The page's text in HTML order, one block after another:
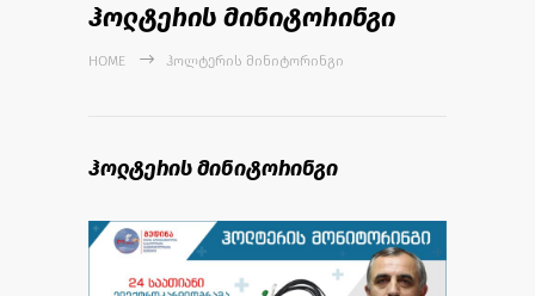
ჰოლტერის მინიტორინგი
HOME ᲰᲝᲚᲢᲔᲠᲘᲡ ᲛᲘᲜᲘᲢᲝᲠᲘᲜᲒᲘ
ჰოლტერის მინიტორინგი